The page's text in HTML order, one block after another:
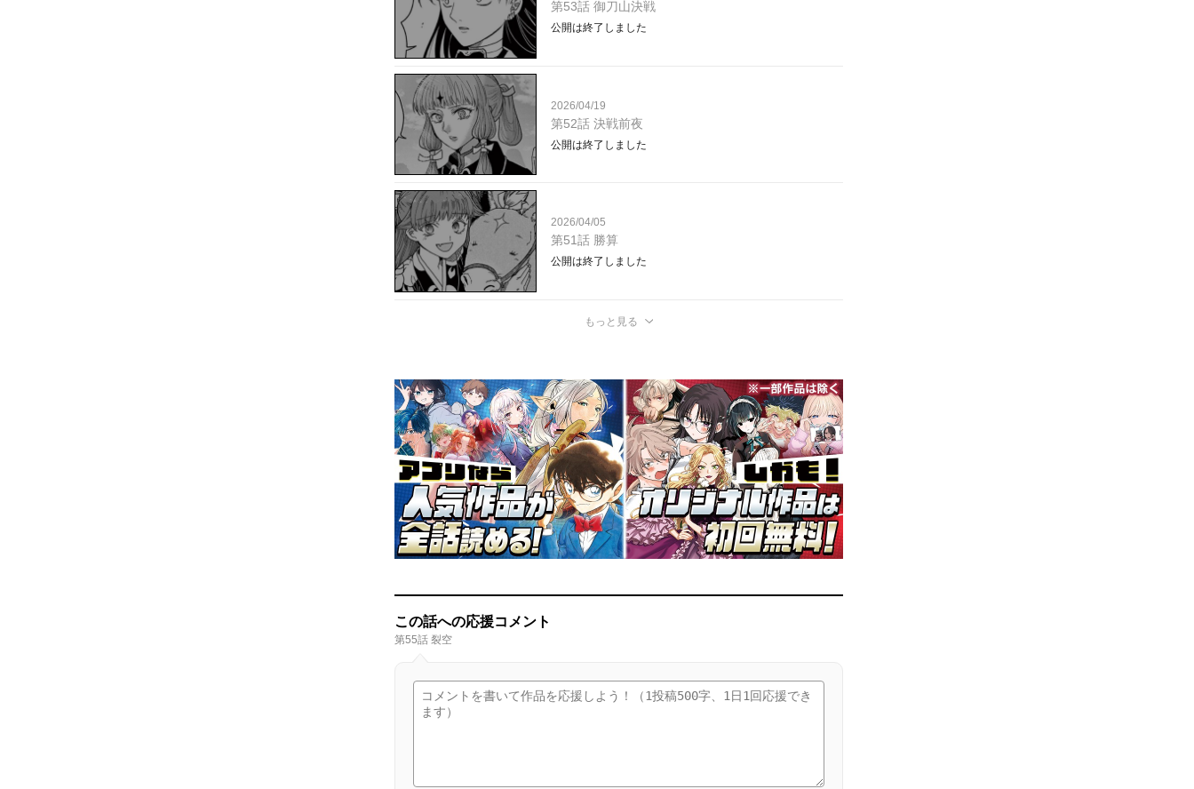
第53話 御刀山決戦
公開は終了しました
2026/04/19
第52話 決戦前夜
公開は終了しました
2026/04/05
第51話 勝算
公開は終了しました
もっと見る
この話への応援コメント
第55話 裂空